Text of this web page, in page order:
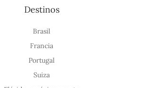
Destinos
Brasil
Francia
Portugal
Suiza